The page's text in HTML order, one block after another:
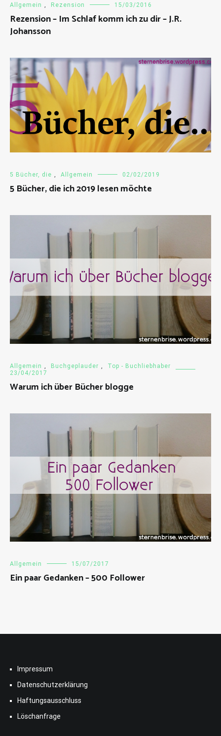
Allgemein , Rezension 15/03/2016
Rezension – Im Schlaf komm ich zu dir – J.R.
Johansson
5 Bücher, die , Allgemein 02/02/2019
5 Bücher, die ich 2019 lesen möchte
Allgemein Buchgeplauder
Top - Buchliebhaber
23/04/2017
Warum ich über Bücher blogge
Allgemein 15/07/2017
Ein paar Gedanken – 500 Follower
Impressum
Datenschutzerklärung
Haftungsausschluss
Löschanfrage